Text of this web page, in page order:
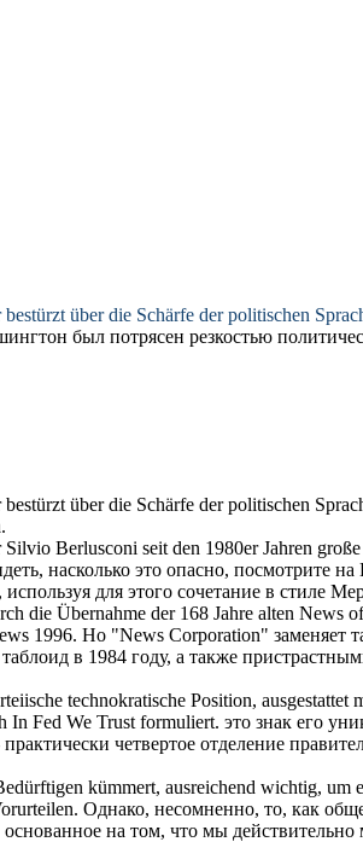
über die Schärfe der politischen
был потрясен резкостью
über die Schärfe der politischen
Berlusconi seit den 1980er Jahren
насколько это опасно, посмотрите
для этого сочетание в стиле
die Übernahme der 168 Jahre alten News
1996. Но "News Corporation" заменяет
в 1984 году, а также
technokratische Position,
In Fed We Trust formuliert. это знак его
четвертое отделение
kümmert, ausreichend wichtig, um
Однако, несомненно, то, как
на том, что мы